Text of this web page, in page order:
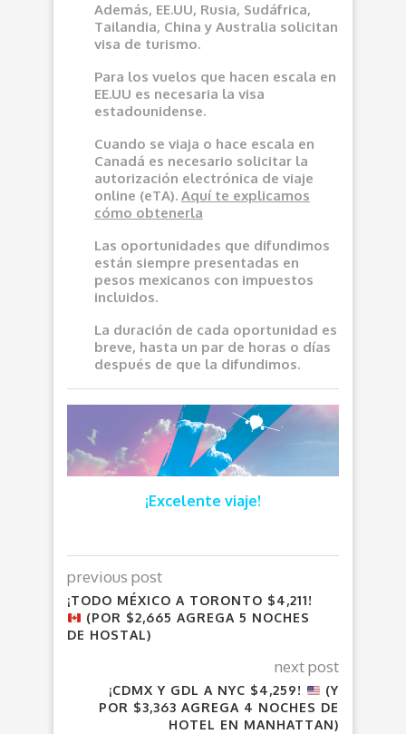
Además, EE.UU, Rusia, Sudáfrica,
Tailandia, China y Australia solicitan
visa de turismo.
Para los vuelos que hacen escala en
EE.UU es necesaria la visa
estadounidense.
Cuando se viaja o hace escala en
Canadá es necesario solicitar la
autorización electrónica de viaje
online (eTA). Aquí te explicamos
cómo obtenerla
Las oportunidades que difundimos
están siempre presentadas en
pesos mexicanos con impuestos
incluidos.
La duración de cada oportunidad es
breve, hasta un par de horas o días
después de que la difundimos.
¡Excelente viaje!
previous post
¡TODO MÉXICO A TORONTO $4,211!
(POR $2,665 AGREGA 5 NOCHES
DE HOSTAL)
next post
¡CDMX Y GDL A NYC $4,259!
(Y
POR $3,363 AGREGA 4 NOCHES DE
HOTEL EN MANHATTAN)